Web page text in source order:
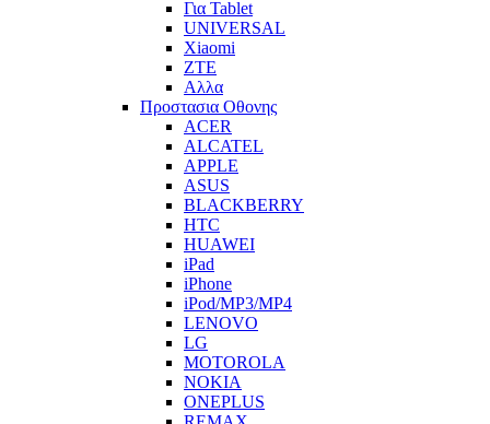
Για Tablet
UNIVERSAL
Xiaomi
ZTE
Αλλα
Προστασια Οθονης
ACER
ALCATEL
APPLE
ASUS
BLACKBERRY
HTC
HUAWEI
iPad
iPhone
iPod/MP3/MP4
LENOVO
LG
MOTOROLA
NOKIA
ONEPLUS